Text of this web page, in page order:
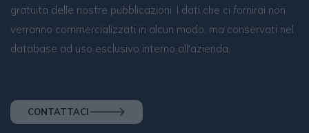
gratuita delle nostre pubblicazioni. I dati che ci fornirai non
verranno commercializzati in alcun modo, ma conservati nel
database ad uso esclusivo interno all'azienda.
CONTATTACI